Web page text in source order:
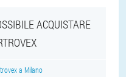
ACQUISTARE
a Milano